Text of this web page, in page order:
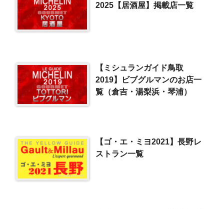
2025【居酒屋】掲載店一覧
【ミシュランガイド鳥取
2019】ビブグルマンのお店一
覧（倉吉・湯梨浜・琴浦）
【ゴ・エ・ミヨ2021】長野レ
ストラン一覧